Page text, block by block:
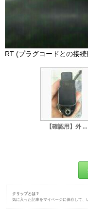
RT (プラグコードとの接
【確認用】外 ...
クリップとは？
気に入った記事をマイページに保存して、